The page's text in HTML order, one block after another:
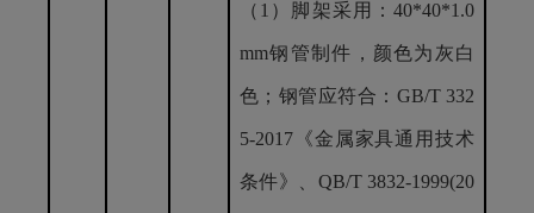
（ 1） 脚架采用： 40*40*1.0
mm钢管制件，颜色为灰白
色； 钢管应符合： GB/T 332
5-2017《金属家具通用技术
条件》、QB/T 3832-1999(20